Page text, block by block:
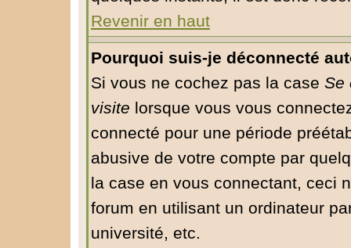
Revenir en haut
Pourquoi suis-je déconnecté
Si vous ne cochez pas la case Se
visite lorsque vous vous
connecté pour une période
abusive de votre compte par
la case en vous connectant, ceci
forum en utilisant un ordinateur
université, etc.